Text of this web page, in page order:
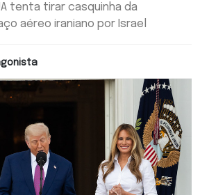
tenta tirar casquinha da
aéreo iraniano por Israel